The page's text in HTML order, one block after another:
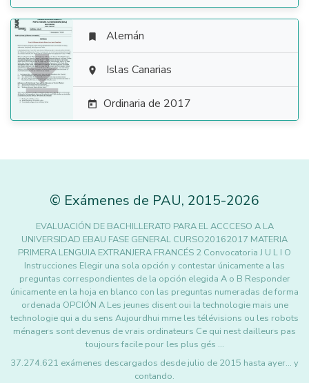

 Alemán
 Islas Canarias
 Ordinaria de 2017
© Exámenes de PAU, 2015-2026
EVALUACIÓN DE BACHILLERATO PARA EL ACCCESO A LA
UNIVERSIDAD EBAU FASE GENERAL CURSO20162017 MATERIA
PRIMERA LENGUIA EXTRANJERA FRANCÉS 2 Convocatoria J U L I O
Instrucciones Elegir una sola opción y contestar únicamente a las
preguntas correspondientes de la opción elegida A o B Responder
únicamente en la hoja en blanco con las preguntas numeradas de forma
ordenada OPCIÓN A Les jeunes disent oui la technologie mais une
technologie qui a du sens Aujourdhui mme les télévisions ou les robots
ménagers sont devenus de vrais ordinateurs Ce qui nest dailleurs pas
toujours facile pour les plus gés …
37.274.621 exámenes descargados desde julio de 2015 hasta ayer... y
contando.